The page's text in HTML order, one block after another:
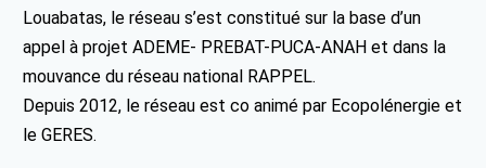
Louabatas, le réseau s’est constitué sur la base d’un
appel à projet ADEME- PREBAT-PUCA-ANAH et dans la
mouvance du réseau national RAPPEL.
Depuis 2012, le réseau est co animé par Ecopolénergie et
le GERES.